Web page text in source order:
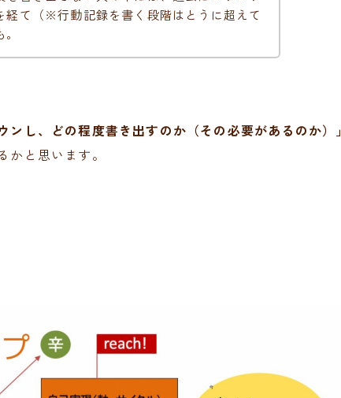
経て（※行動記録を書く段階はとうに超えて
ンし、どの程度書き出すのか（その必要があるのか）」
と思います。